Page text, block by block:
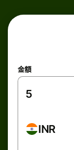
金額
INR